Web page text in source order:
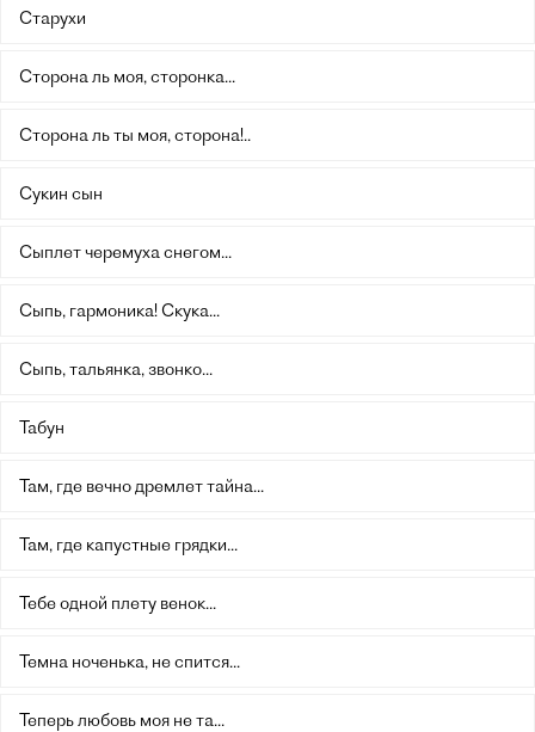
Старухи
Сторона ль моя, сторонка...
Сторона ль ты моя, сторона!..
Сукин сын
Сыплет черемуха снегом...
Сыпь, гармоника! Скука...
Сыпь, тальянка, звонко...
Табун
Там, где вечно дремлет тайна...
Там, где капустные грядки...
Тебе одной плету венок...
Темна ноченька, не спится...
Теперь любовь моя не та...